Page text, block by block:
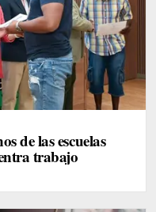
de las escuelas
trabajo